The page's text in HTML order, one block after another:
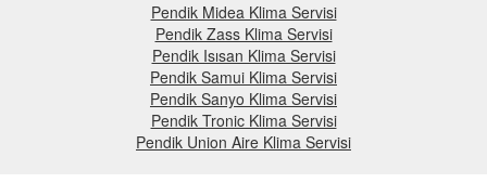
Pendik Midea Klima Servisi
Pendik Zass Klima Servisi
Pendik Isısan Klima Servisi
Pendik Samui Klima Servisi
Pendik Sanyo Klima Servisi
Pendik Tronic Klima Servisi
Pendik Union Aire Klima Servisi